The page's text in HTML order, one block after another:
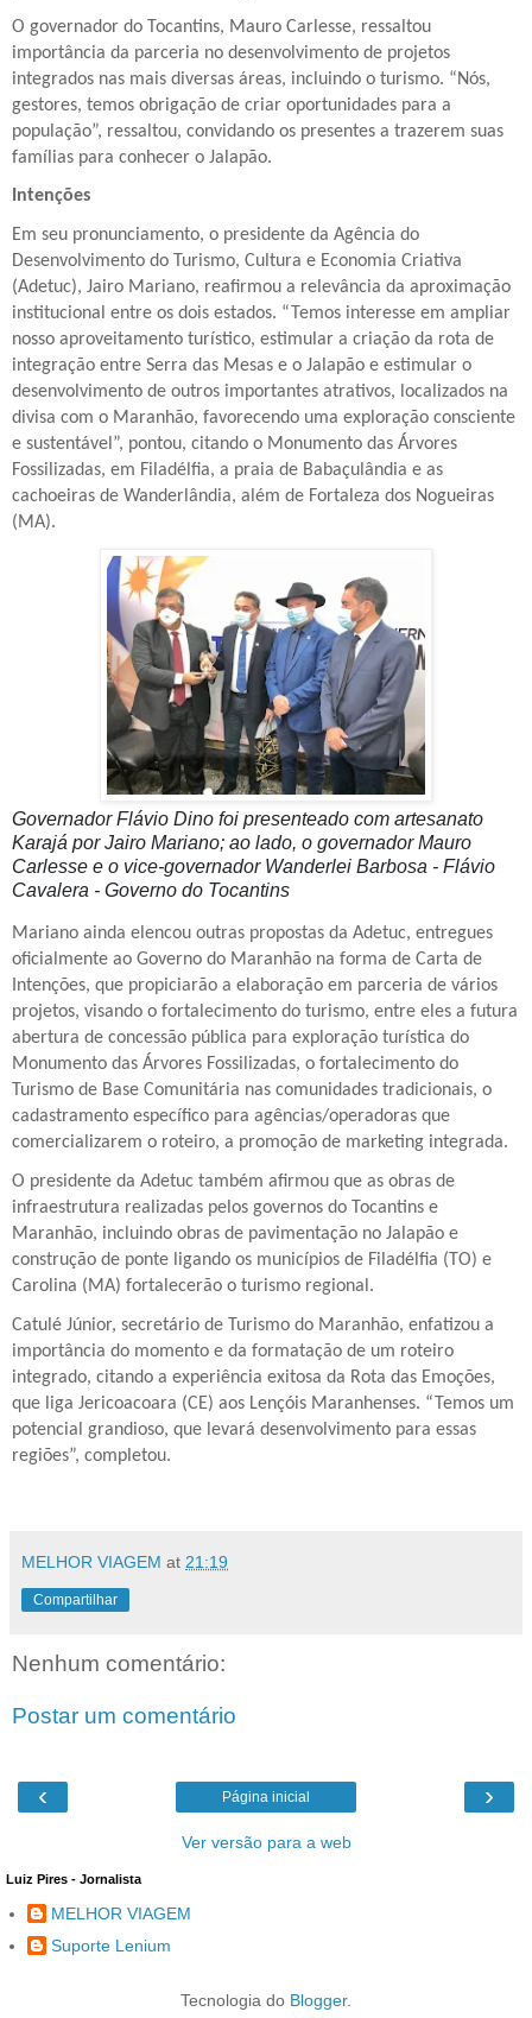
O governador do Tocantins, Mauro Carlesse, ressaltou
importância da parceria no desenvolvimento de projetos
integrados nas mais diversas áreas, incluindo o turismo. “Nós,
gestores, temos obrigação de criar oportunidades para a
população”, ressaltou, convidando os presentes a trazerem suas
famílias para conhecer o Jalapão.
Intenções
Em seu pronunciamento, o presidente da Agência do
Desenvolvimento do Turismo, Cultura e Economia Criativa
(Adetuc), Jairo Mariano, reafirmou a relevância da aproximação
institucional entre os dois estados. “Temos interesse em ampliar
nosso aproveitamento turístico, estimular a criação da rota de
integração entre Serra das Mesas e o Jalapão e estimular o
desenvolvimento de outros importantes atrativos, localizados na
divisa com o Maranhão, favorecendo uma exploração consciente
e sustentável”, pontou, citando o Monumento das Árvores
Fossilizadas, em Filadélfia, a praia de Babaçulândia e as
cachoeiras de Wanderlândia, além de Fortaleza dos Nogueiras
(MA).
Governador Flávio Dino foi presenteado com artesanato
Karajá por Jairo Mariano; ao lado, o governador Mauro
Carlesse e o vice-governador Wanderlei Barbosa - Flávio
Cavalera - Governo do Tocantins
Mariano ainda elencou outras propostas da Adetuc, entregues
oficialmente ao Governo do Maranhão na forma de Carta de
Intenções, que propiciarão a elaboração em parceria de vários
projetos, visando o fortalecimento do turismo, entre eles a futura
abertura de concessão pública para exploração turística do
Monumento das Árvores Fossilizadas, o fortalecimento do
Turismo de Base Comunitária nas comunidades tradicionais, o
cadastramento específico para agências/operadoras que
comercializarem o roteiro, a promoção de marketing integrada.
O presidente da Adetuc também afirmou que as obras de
infraestrutura realizadas pelos governos do Tocantins e
Maranhão, incluindo obras de pavimentação no Jalapão e
construção de ponte ligando os municípios de Filadélfia (TO) e
Carolina (MA) fortalecerão o turismo regional.
Catulé Júnior, secretário de Turismo do Maranhão, enfatizou a
importância do momento e da formatação de um roteiro
integrado, citando a experiência exitosa da Rota das Emoções,
que liga Jericoacoara (CE) aos Lençóis Maranhenses. “Temos um
potencial grandioso, que levará desenvolvimento para essas
regiões”, completou.
MELHOR VIAGEM at 21:19
Compartilhar
Nenhum comentário:
Postar um comentário
‹ ›
Página inicial
Ver versão para a web
Luiz Pires - Jornalista
MELHOR VIAGEM
Suporte Lenium
Tecnologia do Blogger.